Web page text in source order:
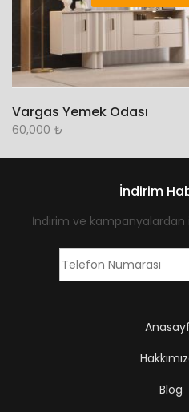
Vargas Yemek Odası
60,000 ₺
İndirim
İndirim ve kampanyalardan
Blog